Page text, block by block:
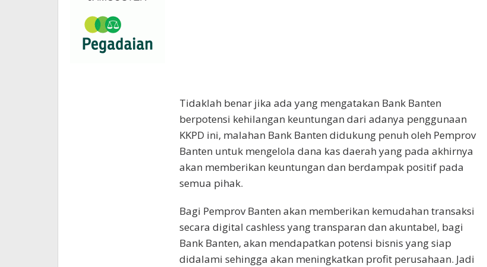
Tidaklah benar jika ada yang mengatakan Bank Banten
berpotensi kehilangan keuntungan dari adanya penggunaan
KKPD ini, malahan Bank Banten didukung penuh oleh Pemprov
Banten untuk mengelola dana kas daerah yang pada akhirnya
akan memberikan keuntungan dan berdampak positif pada
semua pihak.
Bagi Pemprov Banten akan memberikan kemudahan transaksi
secara digital cashless yang transparan dan akuntabel, bagi
Bank Banten, akan mendapatkan potensi bisnis yang siap
didalami sehingga akan meningkatkan profit perusahaan. Jadi